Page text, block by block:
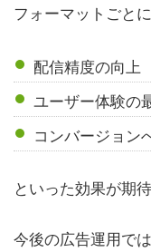
フォーマットごと
配信精度の向上
ユーザー体験の
コンバージョン
といった効果が期
今後の広告運用で